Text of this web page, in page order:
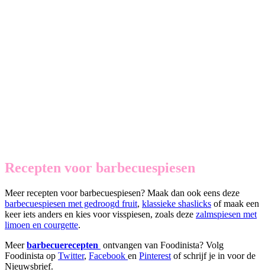
Recepten voor barbecuespiesen
Meer recepten voor barbecuespiesen? Maak dan ook eens deze
barbecuespiesen met gedroogd fruit, klassieke shaslicks of maak een
keer iets anders en kies voor visspiesen, zoals deze zalmspiesen met
limoen en courgette.
Meer barbecuerecepten ontvangen van Foodinista? Volg
Foodinista op Twitter, Facebook en Pinterest of schrijf je in voor de
Nieuwsbrief.